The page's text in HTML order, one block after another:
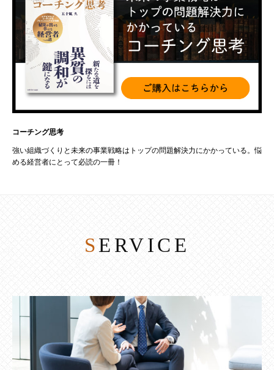
コーチング思考
強い組織づくりと未来の事業戦略はトップの問題解決力にかかっている。悩
める経営者にとって必読の一冊！
SERVICE